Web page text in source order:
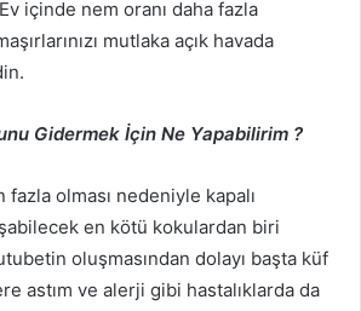
içinde nem oranı daha fazla
mutlaka açık havada
Gidermek İçin Ne Yapabilirim ?
olması nedeniyle kapalı
en kötü kokulardan biri
oluşmasından dolayı başta küf
astım ve alerji gibi hastalıklarda da